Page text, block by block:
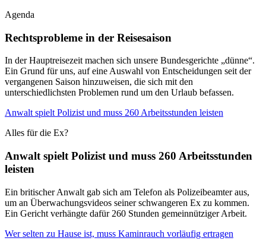
Agenda
Rechtsprobleme in der Reisesaison
In der Hauptreisezeit machen sich unsere Bundesgerichte „dünne“.
Ein Grund für uns, auf eine Auswahl von Entscheidungen seit der
vergangenen Saison hinzuweisen, die sich mit den
unterschiedlichsten Problemen rund um den Urlaub befassen.
Anwalt spielt Polizist und muss 260 Arbeitsstunden leisten
Alles für die Ex?
Anwalt spielt Polizist und muss 260 Arbeitsstunden
leisten
Ein britischer Anwalt gab sich am Telefon als Polizeibeamter aus,
um an Überwachungsvideos seiner schwangeren Ex zu kommen.
Ein Gericht verhängte dafür 260 Stunden gemeinnütziger Arbeit.
Wer selten zu Hause ist, muss Kaminrauch vorläufig ertragen